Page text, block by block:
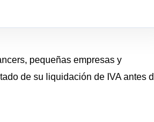
pequeñas empresas y
de su liquidación de IVA antes